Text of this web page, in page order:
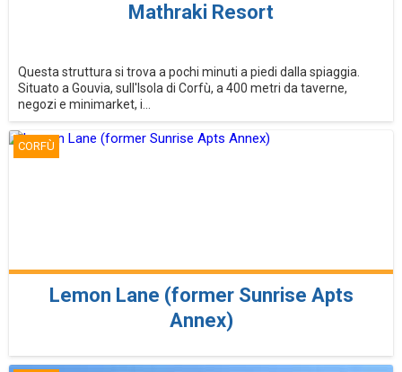
Mathraki Resort
Questa struttura si trova a pochi minuti a piedi dalla spiaggia.
Situato a Gouvia, sull'Isola di Corfù, a 400 metri da taverne,
negozi e minimarket, i...
CORFÙ
Lemon Lane (former Sunrise Apts
Annex)